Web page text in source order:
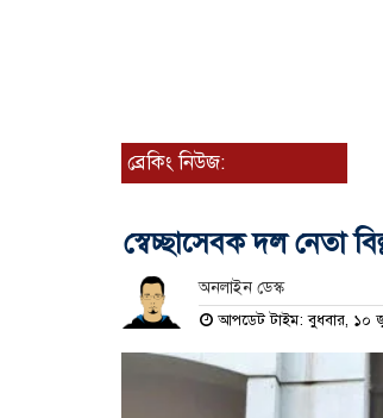
ব্রেকিং নিউজ:
স্বেচ্ছাসেবক দল নেতা
অনলাইন ডেস্ক
আপডেট টাইম: বুধবার, ১০